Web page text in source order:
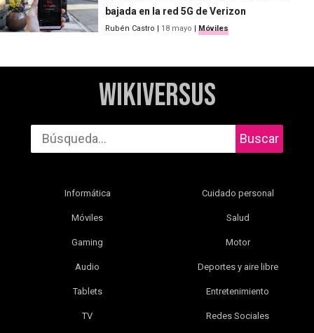
bajada en la red 5G de Verizon
Rubén Castro | 18 mayo | Móviles
WikiVersus
Buscar
Informática
Móviles
Gaming
Audio
Tablets
TV
Cuidado personal
Salud
Motor
Deportes y aire libre
Entretenimiento
Redes Sociales